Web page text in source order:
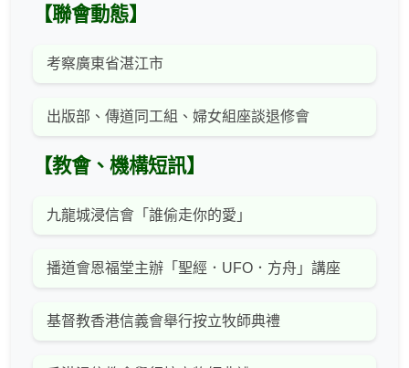
【聯會動態】
考察廣東省湛江市
出版部、傳道同工組、婦女組座談退修會
【教會、機構短訊】
九龍城浸信會「誰偷走你的愛」
播道會恩福堂主辦「聖經．UFO．方舟」講座
基督教香港信義會舉行按立牧師典禮